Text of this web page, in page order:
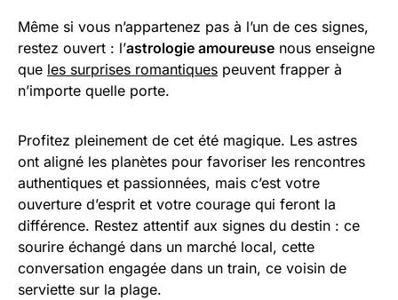
Même si vous n’appartenez pas à l’un de ces signes,
restez ouvert : l’astrologie amoureuse nous enseigne
que les surprises romantiques peuvent frapper à
n’importe quelle porte.
Profitez pleinement de cet été magique. Les astres
ont aligné les planètes pour favoriser les rencontres
authentiques et passionnées, mais c’est votre
ouverture d’esprit et votre courage qui feront la
différence. Restez attentif aux signes du destin : ce
sourire échangé dans un marché local, cette
conversation engagée dans un train, ce voisin de
serviette sur la plage.